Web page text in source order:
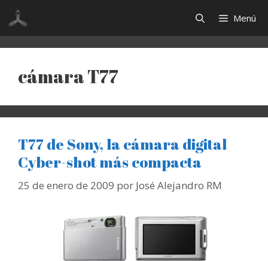
Saltar
contenido
Menú
cámara T77
T77 de Sony, la cámara digital
Cyber-shot más compacta
25 de enero de 2009 por José Alejandro RM